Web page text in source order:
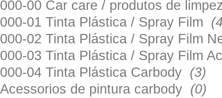
000-00 Car care / produtos de
000-01 Tinta Plástica / Spray Film
000-02 Tinta Plástica / Spray Film
000-03 Tinta Plástica / Spray Film
000-04 Tinta Plástica Carbody (3)
Acessorios de pintura carbody (0)